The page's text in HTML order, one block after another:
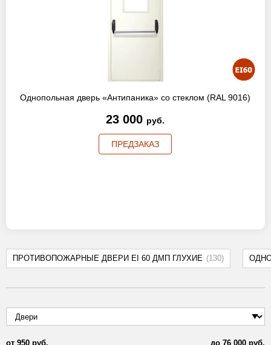
ПРОТИВОПОЖАРНЫЕ ДВЕРИ EI 60 ДМП ГЛУХИЕ (130)
от 950 руб. до 76 000 руб.
Однопольная дверь «Антипаника» со стеклом (RAL 9016)
23 000 руб.
ПРЕДЗАКАЗ